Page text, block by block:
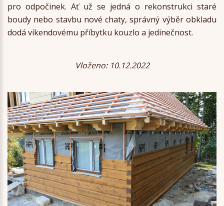
pro odpočinek. Ať už se jedná o rekonstrukci staré
boudy nebo stavbu nové chaty, správný výběr obkladu
dodá víkendovému příbytku kouzlo a jedinečnost.
Vloženo: 10.12.2022